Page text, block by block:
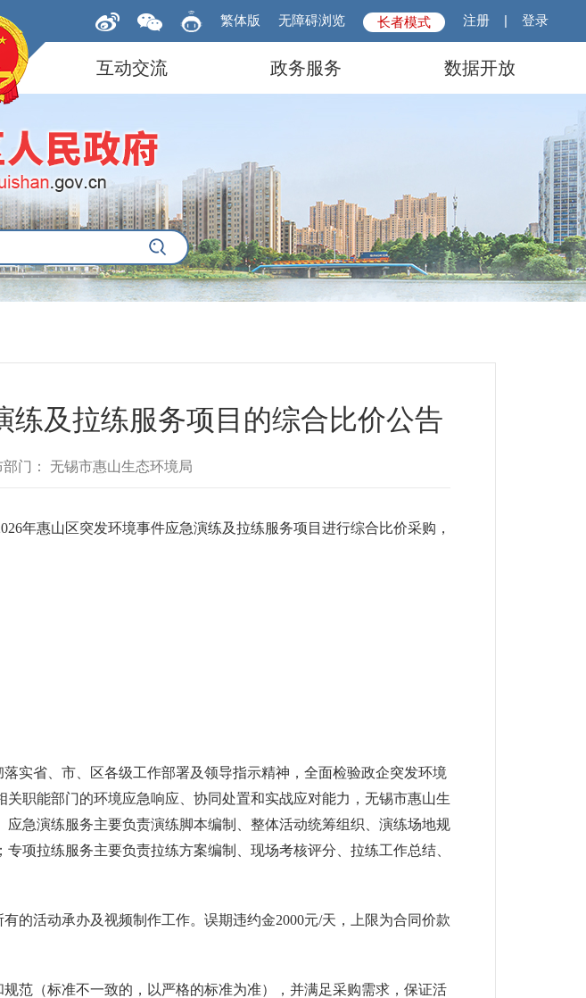
繁体版 无障碍浏览 长者模式 注册 | 登录
互动交流 政务服务 数据开放
练及拉练服务项目的综合比价公告
门： 无锡市惠山生态环境局
年惠山区突发环境事件应急演练及拉练服务项目 进行综合比价采购，
落实省、市、区各级工作部署及领导指示精神，全面检验政企突发环境
职能部门的环境应急响应、协同处置和实战应对能力，无锡市惠山生
急演练服务主要负责演练脚本编制、整体活动统筹组织、演练场地规
项拉练服务主要负责拉练方案编制、现场考核评分、拉练工作总结、
的活动承办及视频制作工作。误期违约金2000元/天，上限为合同价款
范（标准不一致的，以严格的标准为准），并满足采购需求，保证活